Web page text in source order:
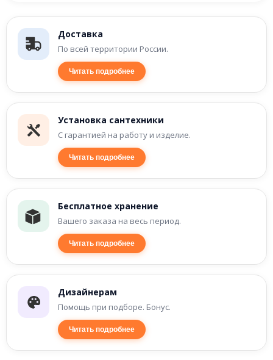
Доставка
По всей территории России.
Читать подробнее
Установка сантехники
С гарантией на работу и изделие.
Читать подробнее
Бесплатное хранение
Вашего заказа на весь период.
Читать подробнее
Дизайнерам
Помощь при подборе. Бонус.
Читать подробнее